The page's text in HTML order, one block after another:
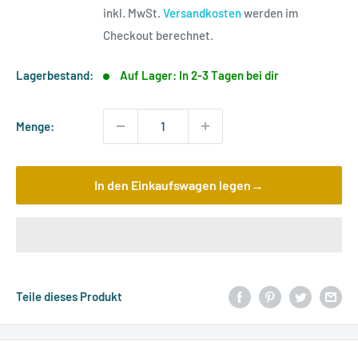
inkl. MwSt. Versandkostenwerden im
Checkout berechnet.
Lagerbestand: Auf Lager: In 2-3 Tagen bei dir
Menge:
In den Einkaufswagen legen→
Teile dieses Produkt